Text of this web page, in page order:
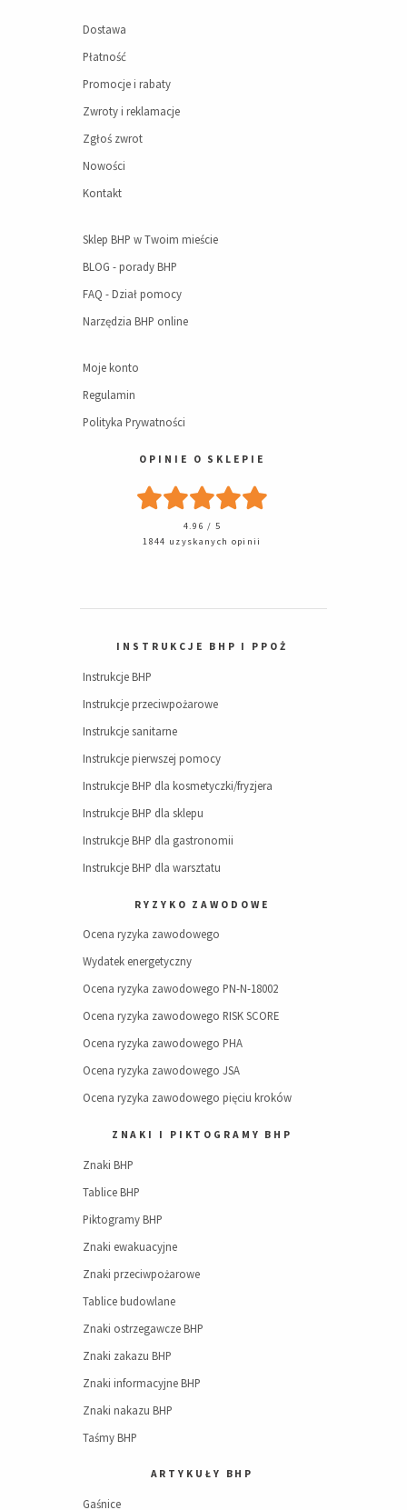
Dostawa
Płatność
Promocje i rabaty
Zwroty i reklamacje
Zgłoś zwrot
Nowości
Kontakt
Sklep BHP w Twoim mieście
BLOG - porady BHP
FAQ - Dział pomocy
Narzędzia BHP online
Moje konto
Regulamin
Polityka Prywatności
OPINIE O SKLEPIE
4.96 / 5
1844 uzyskanych opinii
INSTRUKCJE BHP I PPOŻ
Instrukcje BHP
Instrukcje przeciwpożarowe
Instrukcje sanitarne
Instrukcje pierwszej pomocy
Instrukcje BHP dla kosmetyczki/fryzjera
Instrukcje BHP dla sklepu
Instrukcje BHP dla gastronomii
Instrukcje BHP dla warsztatu
RYZYKO ZAWODOWE
Ocena ryzyka zawodowego
Wydatek energetyczny
Ocena ryzyka zawodowego PN-N-18002
Ocena ryzyka zawodowego RISK SCORE
Ocena ryzyka zawodowego PHA
Ocena ryzyka zawodowego JSA
Ocena ryzyka zawodowego pięciu kroków
ZNAKI I PIKTOGRAMY BHP
Znaki BHP
Tablice BHP
Piktogramy BHP
Znaki ewakuacyjne
Znaki przeciwpożarowe
Tablice budowlane
Znaki ostrzegawcze BHP
Znaki zakazu BHP
Znaki informacyjne BHP
Znaki nakazu BHP
Taśmy BHP
ARTYKUŁY BHP
Gaśnice